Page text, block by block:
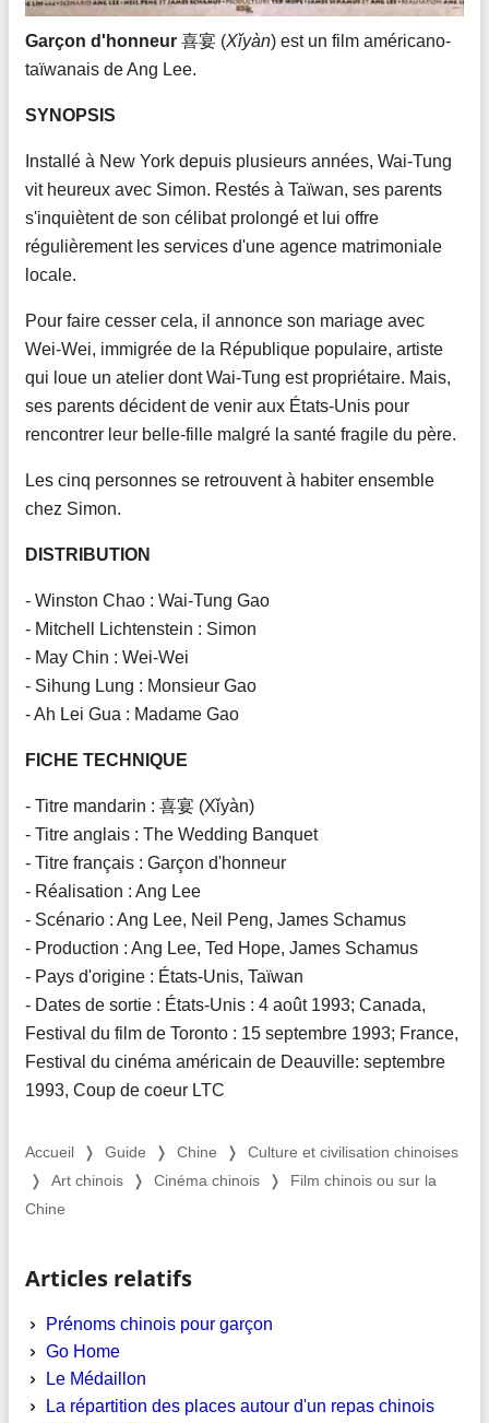
Garçon d'honneur 喜宴 (Xǐyàn) est un film américano-
taïwanais de Ang Lee.
SYNOPSIS
Installé à New York depuis plusieurs années, Wai-Tung
vit heureux avec Simon. Restés à Taïwan, ses parents
s'inquiètent de son célibat prolongé et lui offre
régulièrement les services d'une agence matrimoniale
locale.
Pour faire cesser cela, il annonce son mariage avec
Wei-Wei, immigrée de la République populaire, artiste
qui loue un atelier dont Wai-Tung est propriétaire. Mais,
ses parents décident de venir aux États-Unis pour
rencontrer leur belle-fille malgré la santé fragile du père.
Les cinq personnes se retrouvent à habiter ensemble
chez Simon.
DISTRIBUTION
- Winston Chao : Wai-Tung Gao
- Mitchell Lichtenstein : Simon
- May Chin : Wei-Wei
- Sihung Lung : Monsieur Gao
- Ah Lei Gua : Madame Gao
FICHE TECHNIQUE
- Titre mandarin : 喜宴 (Xǐyàn)
- Titre anglais : The Wedding Banquet
- Titre français : Garçon d'honneur
- Réalisation : Ang Lee
- Scénario : Ang Lee, Neil Peng, James Schamus
- Production : Ang Lee, Ted Hope, James Schamus
- Pays d'origine : États-Unis, Taïwan
- Dates de sortie : États-Unis : 4 août 1993; Canada,
Festival du film de Toronto : 15 septembre 1993; France,
Festival du cinéma américain de Deauville: septembre
1993, Coup de coeur LTC
Accueil ❭ Guide ❭ Chine ❭ Culture et civilisation chinoises
❭ Art chinois ❭ Cinéma chinois ❭ Film chinois ou sur la
Chine
Articles relatifs
Prénoms chinois pour garçon
Go Home
Le Médaillon
La répartition des places autour d'un repas chinois